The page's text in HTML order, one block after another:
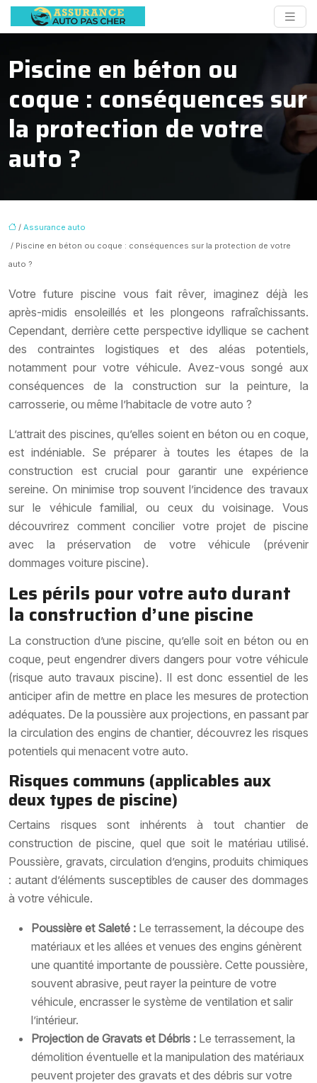
Piscine en béton ou
coque : conséquences sur
la protection de votre
auto ?
/ Assurance auto
/ Piscine en béton ou coque : conséquences sur la protection de votre
auto ?
Votre future piscine vous fait rêver, imaginez déjà les
après-midis ensoleillés et les plongeons rafraîchissants.
Cependant, derrière cette perspective idyllique se cachent
des contraintes logistiques et des aléas potentiels,
notamment pour votre véhicule. Avez-vous songé aux
conséquences de la construction sur la peinture, la
carrosserie, ou même l’habitacle de votre auto ?
L’attrait des piscines, qu’elles soient en béton ou en coque,
est indéniable. Se préparer à toutes les étapes de la
construction est crucial pour garantir une expérience
sereine. On minimise trop souvent l’incidence des travaux
sur le véhicule familial, ou ceux du voisinage. Vous
découvrirez comment concilier votre projet de piscine
avec la préservation de votre véhicule (prévenir
dommages voiture piscine).
Les périls pour votre auto durant
la construction d’une piscine
La construction d’une piscine, qu’elle soit en béton ou en
coque, peut engendrer divers dangers pour votre véhicule
(risque auto travaux piscine). Il est donc essentiel de les
anticiper afin de mettre en place les mesures de protection
adéquates. De la poussière aux projections, en passant par
la circulation des engins de chantier, découvrez les risques
potentiels qui menacent votre auto.
Risques communs (applicables aux
deux types de piscine)
Certains risques sont inhérents à tout chantier de
construction de piscine, quel que soit le matériau utilisé.
Poussière, gravats, circulation d’engins, produits chimiques
: autant d’éléments susceptibles de causer des dommages
à votre véhicule.
Poussière et Saleté : Le terrassement, la découpe des
matériaux et les allées et venues des engins génèrent
une quantité importante de poussière. Cette poussière,
souvent abrasive, peut rayer la peinture de votre
véhicule, encrasser le système de ventilation et salir
l’intérieur.
Projection de Gravats et Débris : Le terrassement, la
démolition éventuelle et la manipulation des matériaux
peuvent projeter des gravats et des débris sur votre